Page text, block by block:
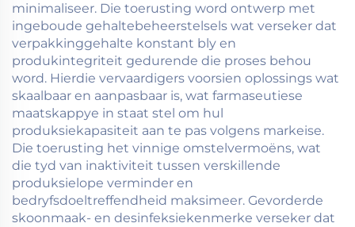
minimaliseer. Die toerusting word ontwerp met
ingeboude gehaltebeheerstelsels wat verseker dat
verpakkinggehalte konstant bly en
produkintegriteit gedurende die proses behou
word. Hierdie vervaardigers voorsien oplossings wat
skaalbaar en aanpasbaar is, wat farmaseutiese
maatskappye in staat stel om hul
produksiekapasiteit aan te pas volgens markeise.
Die toerusting het vinnige omstelvermoëns, wat
die tyd van inaktiviteit tussen verskillende
produksielope verminder en
bedryfsdoeltreffendheid maksimeer. Gevorderde
skoonmaak- en desinfeksiekenmerke verseker dat